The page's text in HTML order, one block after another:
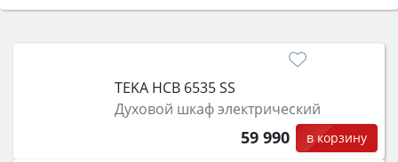
Сначала определитесь с типом (газовый или
затем смотрите на объём 50–70 л для семьи,
функции (конвекция, гриль, самоочистка,
защита от детей).
TEKA HCB 6535 SS
Духовой шкаф электрический
59 990 в корзину